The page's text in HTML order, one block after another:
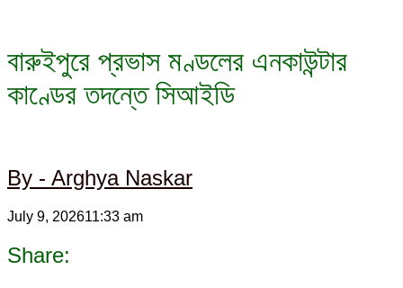
বারুইপুরে প্রভাস মণ্ডলের এনকাউন্টার
কাণ্ডের তদন্তে সিআইডি
By - Arghya Naskar
July 9, 202611:33 am
Share: